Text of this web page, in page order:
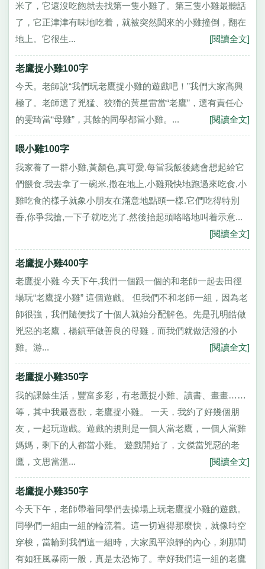
米了，它還沒吃飽就去找第一隻小雞了。第三隻小雞最聽話
了，它正津津有味地吃着，就被突然闖來的小雞撞倒，翻在
地上。它很生...
[閱讀全文]
老鷹捉小雞100字
今天。老師說“我們玩老鷹捉小雞的遊戲吧！”我們大家高興
極了。老師選了兇猛、狡猾的黃星雷當“老鷹”，選有責任心
的雯琦當“母雞”，其餘的同學都當小雞。...
[閱讀全文]
喂小雞100字
我家養了一群小雞,黃顏色,真可愛.每當我飯後總會想起給它
們餵食.我去拿了一碗米,撒在地上,小雞飛快地跑過來吃食,小
雞吃食的樣子就象小朋友在滿意地點頭一樣.它們吃得特別
香,你爭我搶,一下子就吃光了.然後抬起頭咯咯地叫着示意...
[閱讀全文]
老鷹捉小雞400字
老鷹捉小雞 今天下午,我們一個跟一個的和老師一起去田徑
場玩“老鷹捉小雞” 這個遊戲。 但我們不和老師一組，因為老
師很強，我們隨便找了十個人就始分配解色。先是孔明皓做
兇惡的老鷹，楊鎮華做善良的母雞，而我們就做活潑的小
雞。游...
[閱讀全文]
老鷹捉小雞350字
我的課餘生活，豐富多彩，有老鷹捉小雞、讀書、畫畫……
等，其中我最喜歡，老鷹捉小雞。 一天，我約了好幾個朋
友，一起玩遊戲。遊戲的規則是一個人當老鷹，一個人當雞
媽媽，剩下的人都當小雞。 遊戲開始了，文傑當兇惡的老
鷹，文思當溫...
[閱讀全文]
老鷹捉小雞350字
今天下午，老師帶着同學們去操場上玩老鷹捉小雞的遊戲。
同學們一組由一組的輪流着。這一切過得那麼快，就像時空
穿梭，當輪到我們這一組時，大家風平浪靜的內心，剎那間
有如狂風暴雨一般，真是太恐怖了。幸好我們這一組的老鷹